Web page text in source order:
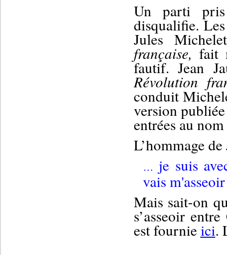
Un parti
disqualifie.
Jules
française, fait
fautif. Jean
Révolution
conduit
version publiée
entrées au
L’hommage
… je suis
vais m'asse
Mais sait-on
s’asseoir
est fournieici.